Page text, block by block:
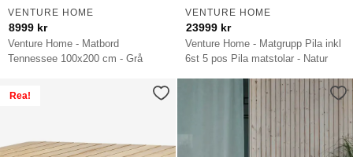
Venture Home - Matbord
Tennessee 100x200 cm - Grå
VENTURE HOME
8999 kr
Venture Home - Matgrupp Pila inkl
6st 5 pos Pila matstolar - Natur
VENTURE HOME
23999 kr
Rea!